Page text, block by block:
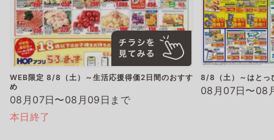
WEB限定 8/8（土）～生活応援得価2日間のおすす
め
08月07日〜08月09日まで
本日終了
8/8（土）～はとっ
08月07日〜08